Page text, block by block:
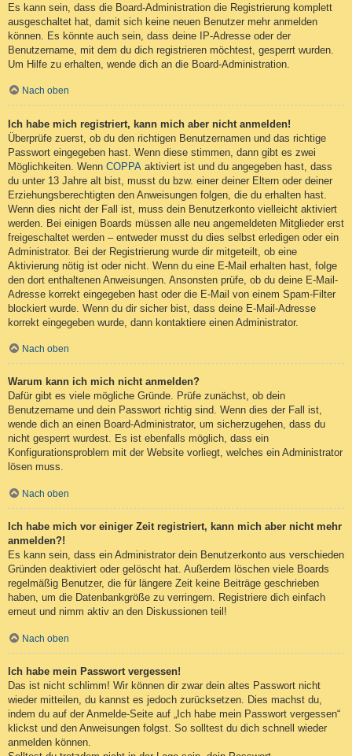
Es kann sein, dass die Board-Administration die Registrierung komplett
ausgeschaltet hat, damit sich keine neuen Benutzer mehr anmelden
können. Es könnte auch sein, dass deine IP-Adresse oder der
Benutzername, mit dem du dich registrieren möchtest, gesperrt wurden.
Um Hilfe zu erhalten, wende dich an die Board-Administration.
Nach oben
Ich habe mich registriert, kann mich aber nicht anmelden!
Überprüfe zuerst, ob du den richtigen Benutzernamen und das richtige
Passwort eingegeben hast. Wenn diese stimmen, dann gibt es zwei
Möglichkeiten. Wenn COPPA aktiviert ist und du angegeben hast, dass
du unter 13 Jahre alt bist, musst du bzw. einer deiner Eltern oder deiner
Erziehungsberechtigten den Anweisungen folgen, die du erhalten hast.
Wenn dies nicht der Fall ist, muss dein Benutzerkonto vielleicht aktiviert
werden. Bei einigen Boards müssen alle neu angemeldeten Mitglieder erst
freigeschaltet werden – entweder musst du dies selbst erledigen oder ein
Administrator. Bei der Registrierung wurde dir mitgeteilt, ob eine
Aktivierung nötig ist oder nicht. Wenn du eine E-Mail erhalten hast, folge
den dort enthaltenen Anweisungen. Ansonsten prüfe, ob du deine E-Mail-
Adresse korrekt eingegeben hast oder die E-Mail von einem Spam-Filter
blockiert wurde. Wenn du dir sicher bist, dass deine E-Mail-Adresse
korrekt eingegeben wurde, dann kontaktiere einen Administrator.
Nach oben
Warum kann ich mich nicht anmelden?
Dafür gibt es viele mögliche Gründe. Prüfe zunächst, ob dein
Benutzername und dein Passwort richtig sind. Wenn dies der Fall ist,
wende dich an einen Board-Administrator, um sicherzugehen, dass du
nicht gesperrt wurdest. Es ist ebenfalls möglich, dass ein
Konfigurationsproblem mit der Website vorliegt, welches ein Administrator
lösen muss.
Nach oben
Ich habe mich vor einiger Zeit registriert, kann mich aber nicht mehr
anmelden?!
Es kann sein, dass ein Administrator dein Benutzerkonto aus verschieden
Gründen deaktiviert oder gelöscht hat. Außerdem löschen viele Boards
regelmäßig Benutzer, die für längere Zeit keine Beiträge geschrieben
haben, um die Datenbankgröße zu verringern. Registriere dich einfach
erneut und nimm aktiv an den Diskussionen teil!
Nach oben
Ich habe mein Passwort vergessen!
Das ist nicht schlimm! Wir können dir zwar dein altes Passwort nicht
wieder mitteilen, du kannst es jedoch zurücksetzen. Dies machst du,
indem du auf der Anmelde-Seite auf „Ich habe mein Passwort vergessen“
klickst und den Anweisungen folgst. So solltest du dich schnell wieder
anmelden können.